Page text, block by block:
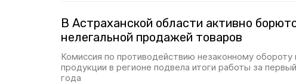
В Астраханской области активно
нелегальной продажей товаров
Комиссия по противодействию незаконному
продукции в регионе подвела итоги работы за
года